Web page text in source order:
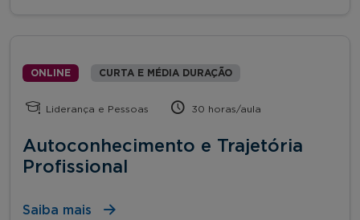
ONLINE CURTA E MÉDIA DURAÇÃO
Liderança e Pessoas 30 horas/aula
Autoconhecimento e Trajetória
Profissional
Saiba mais